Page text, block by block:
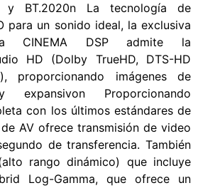
y BT.2020n La tecnología de
para un sonido ideal, la exclusiva
CINEMA DSP admite la
HD (Dolby TrueHD, DTS-HD
proporcionando imágenes de
Proporcionando
con los últimos estándares de
AV ofrece transmisión de video
de transferencia. También
rango dinámico) que incluye
Log-Gamma, que ofrece un